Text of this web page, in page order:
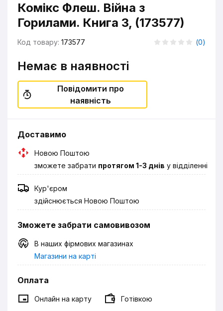
Комікс Флеш. Війна з
Горилами. Книга 3, (173577)
Код товару: 173577 (0)
Немає в наявності
Повідомити про
наявність
Доставимо
Новою Поштою
зможете забрати протягом 1-3 днів у відділенні
Кур'єром
здійснюється Новою Поштою
Зможете забрати самовивозом
В наших фірмових магазинах
Магазини на карті
Оплата
Онлайн на карту Готівкою